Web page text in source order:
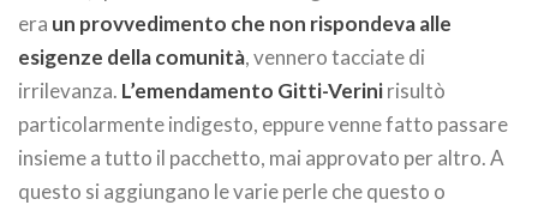
era un provvedimento che non rispondeva alle
esigenze della comunità, vennero tacciate di
irrilevanza. L’emendamento Gitti-Verinirisultò
particolarmente indigesto, eppure venne fatto passare
insieme a tutto il pacchetto, mai approvato per altro. A
questo si aggiungano le varie perle che questo o